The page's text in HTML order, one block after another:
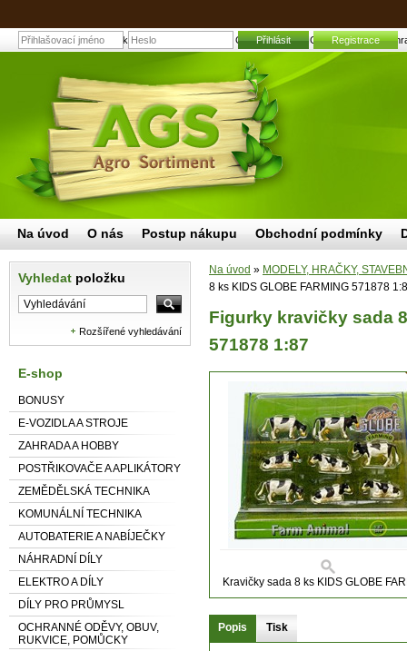
Figurky kravičky sada 8 ks KIDS GLOBE FARMING 571878 1:87 |
Přihlásit Registrace
Vyhledat položku
Rozšířené vyhledávání
E-shop
BONUSY
E-VOZIDLA A STROJE
ZAHRADA A HOBBY
POSTŘIKOVAČE A APLIKÁTORY
ZEMĚDĚLSKÁ TECHNIKA
KOMUNÁLNÍ TECHNIKA
AUTOBATERIE A NABÍJEČKY
NÁHRADNÍ DÍLY
ELEKTRO A DÍLY
DÍLY PRO PRŮMYSL
OCHRANNÉ ODĚVY, OBUV,
RUKVICE, POMŮCKY
Na úvod » MODELY, HRAČKY,
8 ks KIDS GLOBE FARMING 571878
Figurky kravičky sada
571878 1:87
Kravičky sada 8 ks KIDS GLOBE
Popis Tisk
Na úvod O nás Postup nákupu Obchodní podmínky